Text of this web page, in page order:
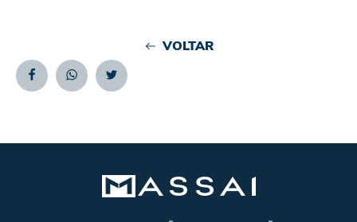
VOLTAR
FacebookWhatsappTwitter